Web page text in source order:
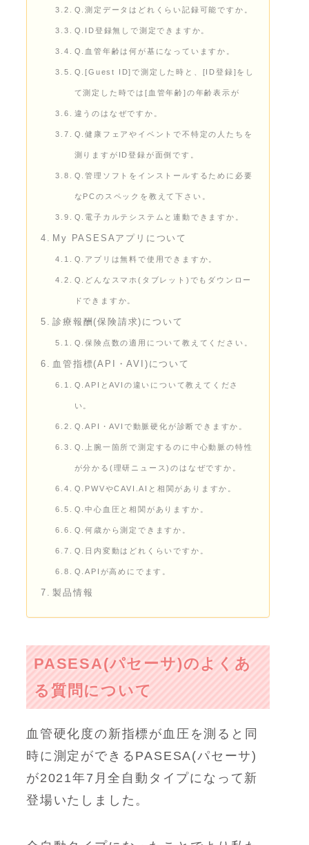
Q.測定データはどれくらい記録可能ですか。
Q.ID登録無しで測定できますか。
Q.血管年齢は何が基になっていますか。
Q.[Guest ID]で測定した時と、[ID登録]をし
て測定した時では[血管年齢]の年齢表示が
違うのはなぜですか。
Q.健康フェアやイベントで不特定の人たちを
測りますがID登録が面倒です。
Q.管理ソフトをインストールするために必要
なPCのスペックを教えて下さい。
Q.電子カルテシステムと連動できますか。
My PASESAアプリについて
Q.アプリは無料で使用できますか。
Q.どんなスマホ(タブレット)でもダウンロー
ドできますか。
診療報酬(保険請求)について
Q.保険点数の適用について教えてください。
血管指標(API・AVI)について
Q.APIとAVIの違いについて教えてくださ
い。
Q.API・AVIで動脈硬化が診断できますか。
Q.上腕一箇所で測定するのに中心動脈の特性
が分かる(理研ニュース)のはなぜですか。
Q.PWVやCAVI.AIと相関がありますか。
Q.中心血圧と相関がありますか。
Q.何歳から測定できますか。
Q.日内変動はどれくらいですか。
Q.APIが高めにでます。
製品情報
PASESA(パセーサ)のよくあ
る質問について
血管硬化度の新指標が血圧を測ると同
時に測定ができるPASESA(パセーサ)
が2021年7月全自動タイプになって新
登場いたしました。